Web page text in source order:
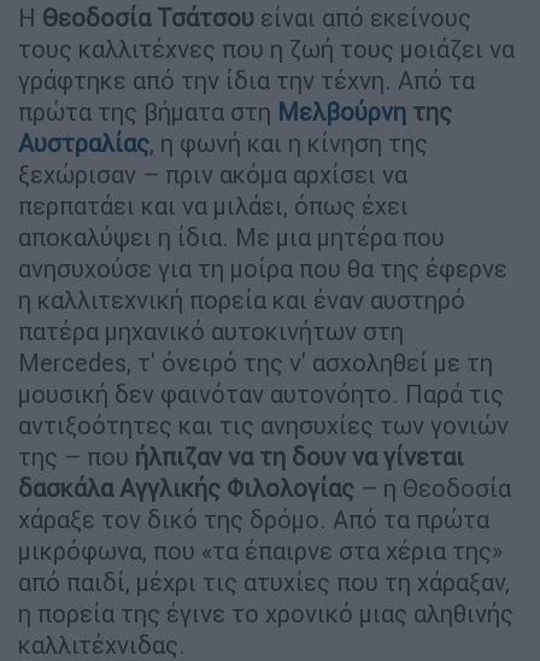
Η Θεοδοσία Τσάτσου είναι από εκείνους
τους καλλιτέχνες που η ζωή τους μοιάζει να
γράφτηκε από την ίδια την τέχνη. Από τα
πρώτα της βήματα στη Μελβούρνη της
Αυστραλίας, η φωνή και η κίνηση της
ξεχώρισαν – πριν ακόμα αρχίσει να
περπατάει και να μιλάει, όπως έχει
αποκαλύψει η ίδια. Με μια μητέρα που
ανησυχούσε για τη μοίρα που θα της έφερνε
η καλλιτεχνική πορεία και έναν αυστηρό
πατέρα μηχανικό αυτοκινήτων στη
Mercedes, τ' όνειρό της ν' ασχοληθεί με τη
μουσική δεν φαινόταν αυτονόητο. Παρά τις
αντιξοότητες και τις ανησυχίες των γονιών
της – που ήλπιζαν να τη δουν να γίνεται
δασκάλα Αγγλικής Φιλολογίας – η Θεοδοσία
χάραξε τον δικό της δρόμο. Από τα πρώτα
μικρόφωνα, που «τα έπαιρνε στα χέρια της»
από παιδί, μέχρι τις ατυχίες που τη χάραξαν,
η πορεία της έγινε το χρονικό μιας αληθινής
καλλιτέχνιδας.